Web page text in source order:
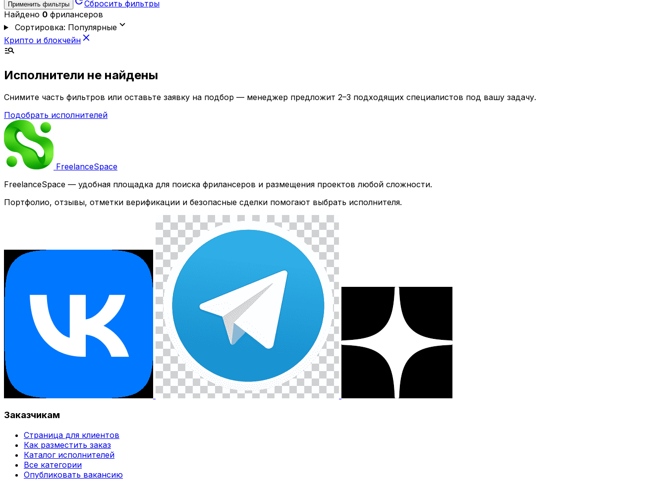
Применить фильтры
Сбросить фильтры
Найдено 0 фрилансеров
Сортировка: Популярныеexpand_more
Крипто и блокчейн close
manage_search
Исполнители не найдены
Снимите часть фильтров или оставьте заявку на подбор — менеджер предложит 2–3 подходящих специалистов под вашу задачу.
Подобрать исполнителей
FreelanceSpace
FreelanceSpace — удобная площадка для поиска фрилансеров и размещения проектов любой сложности.
Портфолио, отзывы, отметки верификации и безопасные сделки помогают выбрать исполнителя.
Заказчикам
Страница для клиентов
Как разместить заказ
Каталог исполнителей
Все категории
Опубликовать вакансию